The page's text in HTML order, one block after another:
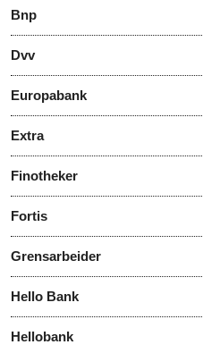
Bnp
Dvv
Europabank
Extra
Finotheker
Fortis
Grensarbeider
Hello Bank
Hellobank